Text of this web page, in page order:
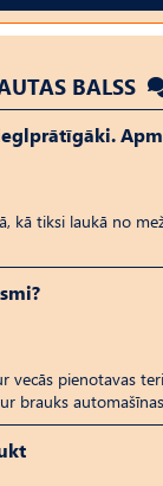
BALSS
kā tiksi laukā no
vecās pienotavas
brauks